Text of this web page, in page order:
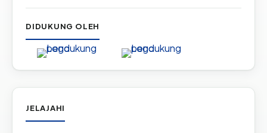
DIDUKUNG OLEH
JELAJAHI